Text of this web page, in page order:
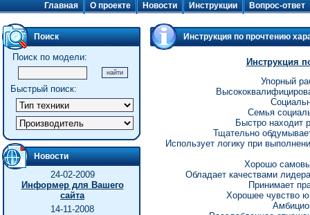
Главная О проекте Новости Инструкции Вопрос-ответ
Поиск
Поиск по модели:
Быстрый поиск:
Новости
24-02-2009
Информер для Вашего
сайта
14-11-2008
Инструкция по прочтению
Инструкция
Упорный
Семья
Быстро находит
Тщательно
Использует логику при
Хорошо
Обладает качествами
Принимает
Хорошее чувство